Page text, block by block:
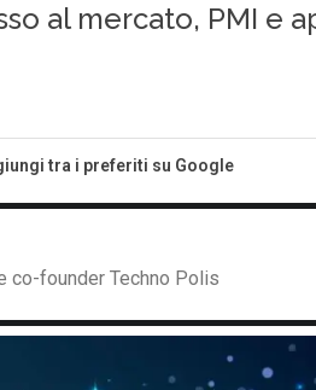
al mercato, PMI e
tra i preferiti su Google
co-founder Techno Polis